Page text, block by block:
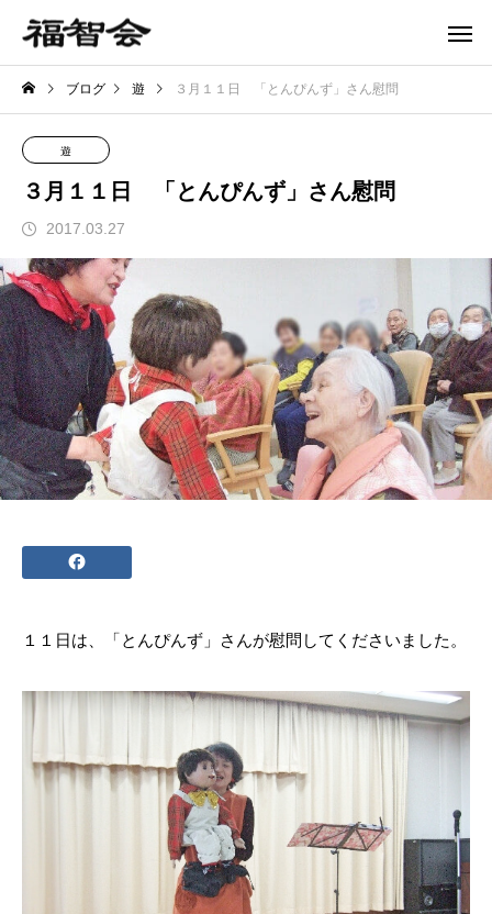
ブログ 遊 ３月１１日 「とんぴんず」さん慰問
遊
３月１１日 「とんぴんず」さん慰問
2017.03.27
１１日は、「とんぴんず」さんが慰問してくださいました。